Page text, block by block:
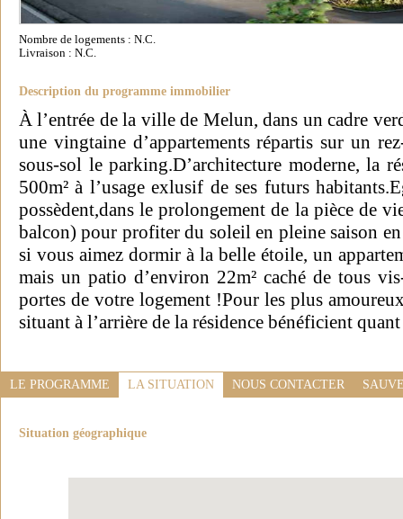
Nombre de logements : N.C.
Livraison : N.C.
Description du programme immobilier
À l’entrée de la ville de Melun, dans un cadre
une vingtaine d’appartements répartis sur un
sous-sol le parking.D’architecture moderne, la
500m² à l’usage exlusif de ses futurs
possèdent,dans le prolongement de la pièce de
balcon) pour profiter du soleil en pleine saison
si vous aimez dormir à la belle étoile, un
mais un patio d’environ 22m² caché de tous
portes de votre logement !Pour les plus
situant à l’arrière de la résidence bénéficient
LE PROGRAMME LA SITUATION NOUS CONTACTER
Situation géographique